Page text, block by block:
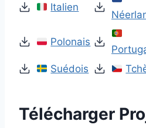
Italien
Polonais
Suédois
Télécharger